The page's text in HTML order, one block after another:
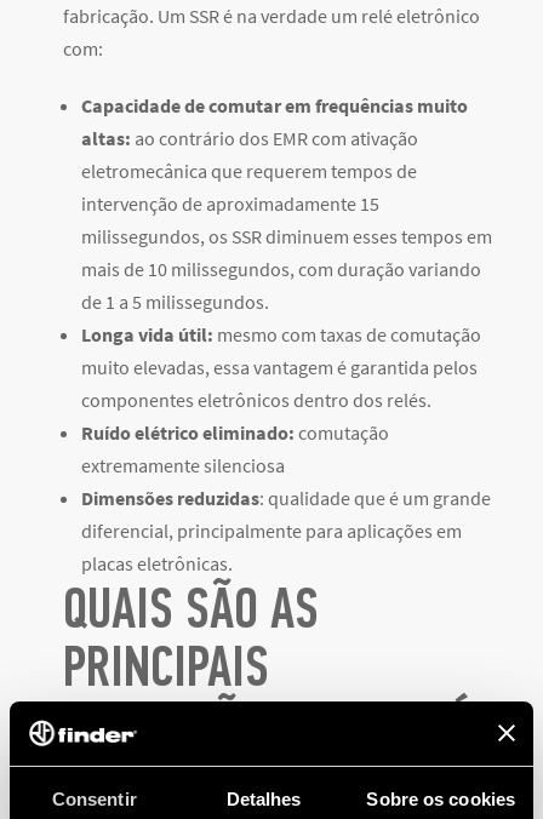
Consentir Detalhes Sobre os cookies
fabricação. Um SSR é na verdade um relé eletrônico
com:
Capacidade de comutar em frequências muito
altas: ao contrário dos EMR com ativação
eletromecânica que requerem tempos de
intervenção de aproximadamente 15
milissegundos, os SSR diminuem esses tempos em
mais de 10 milissegundos, com duração variando
de 1 a 5 milissegundos.
Longa vida útil: mesmo com taxas de comutação
muito elevadas, essa vantagem é garantida pelos
componentes eletrônicos dentro dos relés.
Ruído elétrico eliminado: comutação
extremamentesilenciosa
Dimensões reduzidas: qualidade que é um grande
diferencial, principalmente para aplicações em
placas eletrônicas.
QUAIS SÃO AS
PRINCIPAIS
APLICAÇÕES DOS RELÉS
DE ESTADO SÓLIDO?